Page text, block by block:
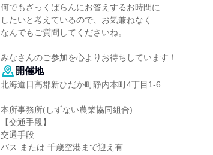
何でもざっくばらんにお答えするお時間に
したいと考えているので、お気兼ねなく
なんでもご質問してくださいね。
みなさんのご参加を心よりお待ちしています！
開催地
北海道日高郡新ひだか町静内本町4丁目1-6
本所事務所(しずない農業協同組合)
【交通手段】
交通手段
バス または 千歳空港まで迎え有